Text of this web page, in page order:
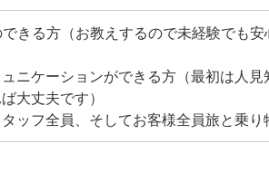
きる方（お教えするので未経験でも安
ニケーションができる方（最初は人見
大丈夫です）
ッフ全員、そしてお客様全員旅と乗り
方（イベントを開催するごとに新しい